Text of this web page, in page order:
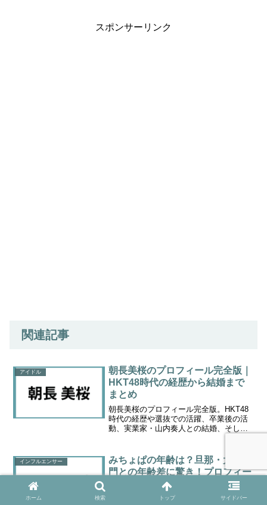
スポンサーリンク
関連記事
アイドル
朝長美桜のプロフィール完全版｜
HKT48時代の経歴から結婚まで
まとめ
朝長美桜のプロフィール完全版。HKT48
時代の経歴や選抜での活躍、卒業後の活
動、実業家・山内奏人との結婚、そして
インフルエンサー
みちょぱの年齢は？旦那・大倉士
門との年齢差に驚き！プロフィー
みちょぱの年齢は何歳なのか、旦那・大
ホーム 検索 トップ サイドバー